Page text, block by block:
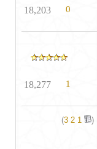
0
18,203
1
18,277
(
1
2
3
)